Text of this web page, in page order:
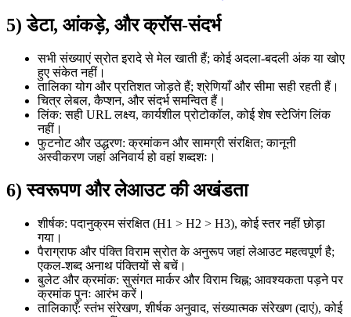
5) डेटा, आंकड़े, और क्रॉस-संदर्भ
सभी संख्याएं स्रोत इरादे से मेल खाती हैं; कोई अदला-बदली अंक या खोए
हुए संकेत नहीं।
तालिका योग और प्रतिशत जोड़ते हैं; श्रेणियाँ और सीमा सही रहती हैं।
चित्र लेबल, कैप्शन, और संदर्भ समन्वित हैं।
लिंक: सही URL लक्ष्य, कार्यशील प्रोटोकॉल, कोई शेष स्टेजिंग लिंक
नहीं।
फुटनोट और उद्धरण: क्रमांकन और सामग्री संरक्षित; कानूनी
अस्वीकरण जहां अनिवार्य हो वहां शब्दशः।
6) स्वरूपण और लेआउट की अखंडता
शीर्षक: पदानुक्रम संरक्षित (H1 > H2 > H3), कोई स्तर नहीं छोड़ा
गया।
पैराग्राफ और पंक्ति विराम स्रोत के अनुरूप जहां लेआउट महत्वपूर्ण है;
एकल-शब्द अनाथ पंक्तियों से बचें।
बुलेट और क्रमांक: सुसंगत मार्कर और विराम चिह्न; आवश्यकता पड़ने पर
क्रमांक पुनः आरंभ करें।
तालिकाएँ: स्तंभ संरेखण, शीर्षक अनुवाद, संख्यात्मक संरेखण (दाएं), कोई